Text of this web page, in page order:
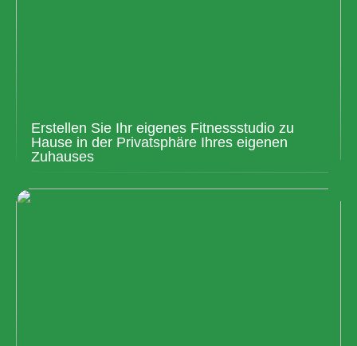
Erstellen Sie Ihr eigenes Fitnessstudio zu
Hause in der Privatsphäre Ihres eigenen
Zuhauses